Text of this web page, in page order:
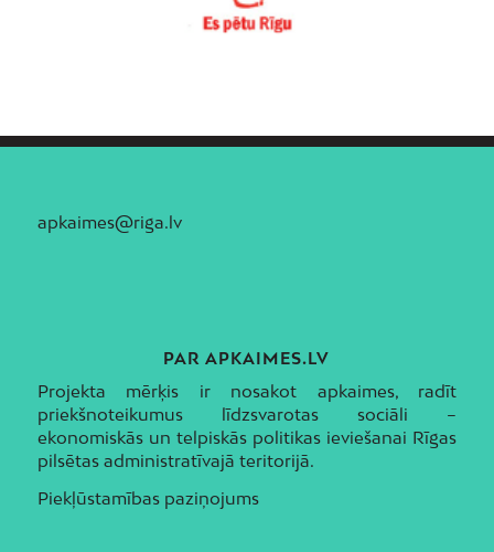
apkaimes@riga.lv
PAR APKAIMES.LV
Projekta mērķis ir nosakot apkaimes, radīt
priekšnoteikumus līdzsvarotas sociāli –
ekonomiskās un telpiskās politikas ieviešanai Rīgas
pilsētas administratīvajā teritorijā.
Piekļūstamības paziņojums